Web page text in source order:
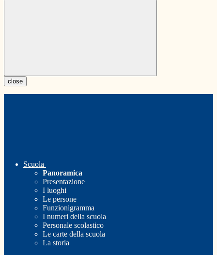
close
Scuola
Panoramica
Presentazione
I luoghi
Le persone
Funzionigramma
I numeri della scuola
Personale scolastico
Le carte della scuola
La storia